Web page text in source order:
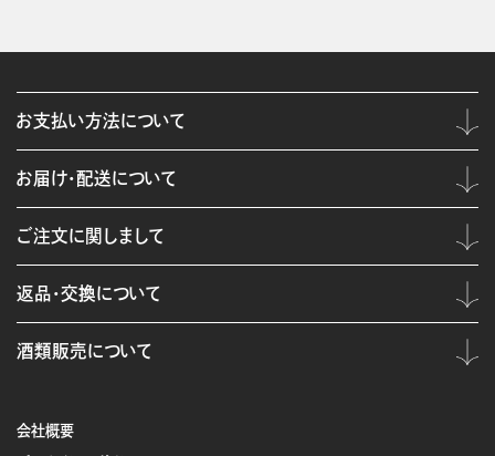
会社概要
お支払い方法について
お届け・配送について
ご注文に関しまして
返品・交換について
酒類販売について